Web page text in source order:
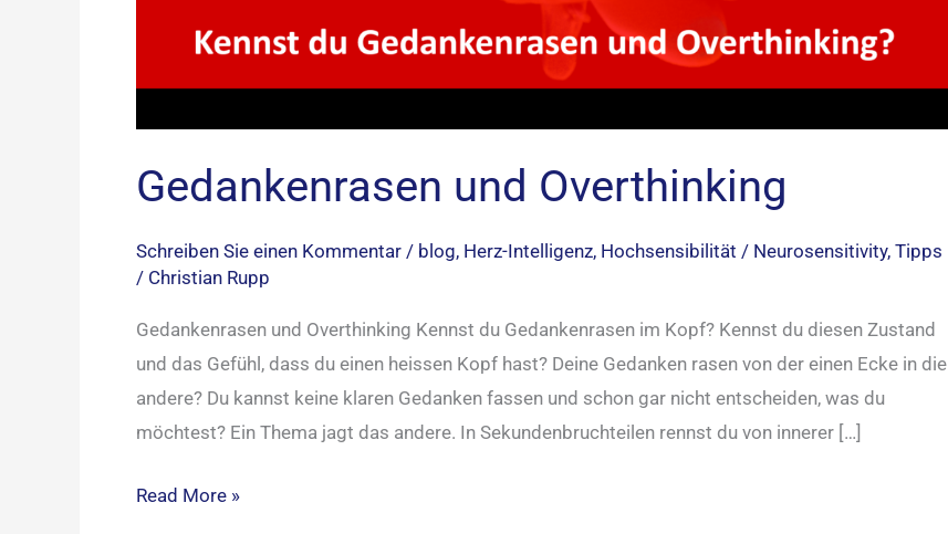
Gedankenrasen und Overthinking
Schreiben Sie einen Kommentar / blog, Herz-Intelligenz, Hochsensibilität / Neurosensitivity, Tipps
/ Christian Rupp
Gedankenrasen und Overthinking Kennst du Gedankenrasen im Kopf? Kennst du diesen Zustand
und das Gefühl, dass du einen heissen Kopf hast? Deine Gedanken rasen von der einen Ecke in die
andere? Du kannst keine klaren Gedanken fassen und schon gar nicht entscheiden, was du
möchtest? Ein Thema jagt das andere. In Sekundenbruchteilen rennst du von innerer […]
Read More »